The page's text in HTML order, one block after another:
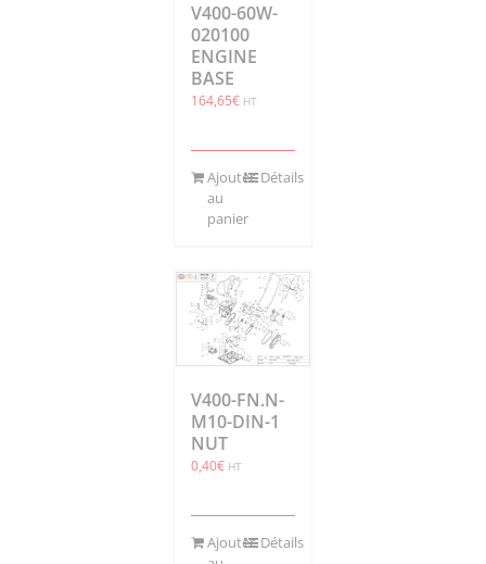
V400-60W-
020100
ENGINE
BASE
164,65€ HT
Ajouter
au
panier
Détails
V400-FN.N-
M10-DIN-1
NUT
0,40€ HT
Ajouter Détails